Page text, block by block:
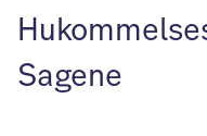
Sagene